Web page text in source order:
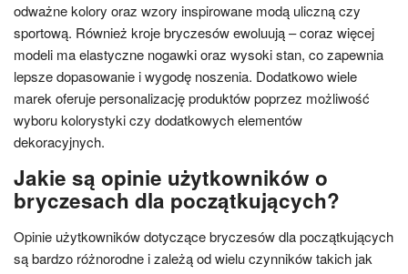
odważne kolory oraz wzory inspirowane modą uliczną czy
sportową. Również kroje bryczesów ewoluują – coraz więcej
modeli ma elastyczne nogawki oraz wysoki stan, co zapewnia
lepsze dopasowanie i wygodę noszenia. Dodatkowo wiele
marek oferuje personalizację produktów poprzez możliwość
wyboru kolorystyki czy dodatkowych elementów
dekoracyjnych.
Jakie są opinie użytkowników o
bryczesach dla początkujących?
Opinie użytkowników dotyczące bryczesów dla początkujących
są bardzo różnorodne i zależą od wielu czynników takich jak